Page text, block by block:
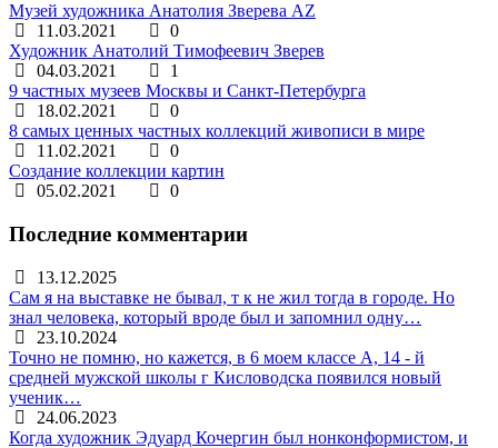
Музей художника Анатолия Зверева AZ
11.03.2021
0
Художник Анатолий Тимофеевич Зверев
04.03.2021
1
9 частных музеев Москвы и Санкт-Петербурга
18.02.2021
0
8 самых ценных частных коллекций живописи в мире
11.02.2021
0
Создание коллекции картин
05.02.2021
0
Последние комментарии
13.12.2025
Сам я на выставке не бывал, т к не жил тогда в городе. Но
знал человека, который вроде был и запомнил одну…
23.10.2024
Точно не помню, но кажется, в 6 моем классе А, 14 - й
средней мужской школы г Кисловодска появился новый
ученик…
24.06.2023
Когда художник Эдуард Кочергин был нонконформистом, и